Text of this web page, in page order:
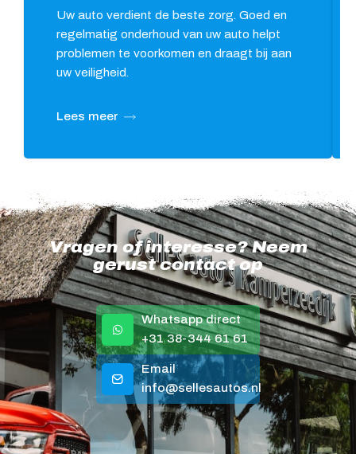
Uw auto verdient de beste zorg. Goed en
regelmatig onderhoud van uw auto helpt
problemen te voorkomen en draagt bij aan
uw veiligheid.
Lees meer
Vragen of interesse? Neem
gerust contact op
Whatsapp direct
+31 38-344 61 61
Email
info@sellesautos.nl